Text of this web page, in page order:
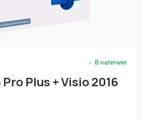
В наличии
Plus + Visio 2016